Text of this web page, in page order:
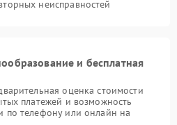
неисправностей
и бесплатная
оценка стоимости
платежей и возможность
по телефону или онлайн на